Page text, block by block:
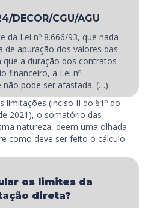
DECOR/CGU/AGU
da Lei nº 8.666/93, que nada
de apuração dos valores das
que a duração dos contratos
financeiro, a Lei nº
não pode ser afastada. (…).
(inciso II do §1º do
2021), o somatório das
natureza, deem uma olhada
como deve ser feito o cálculo
os limites da
direta?